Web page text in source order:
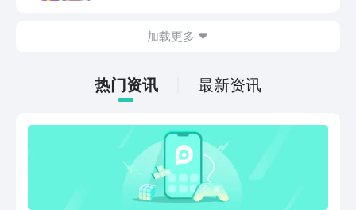
是特地去收集了一番，虽然游戏目前还没
就来看下吧。
加载更多
热门资讯 最新资讯